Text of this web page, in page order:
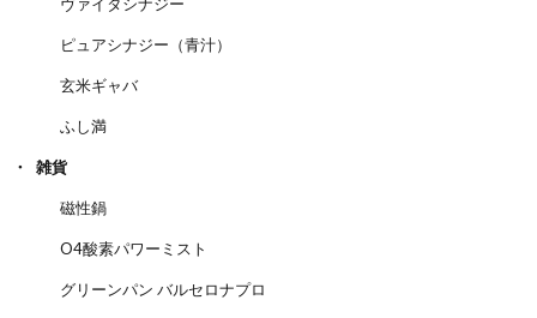
ピュアシナジー（青汁）
玄米ギャバ
ふし満
雑貨
磁性鍋
O4酸素パワーミスト
グリーンパン バルセロナプロ